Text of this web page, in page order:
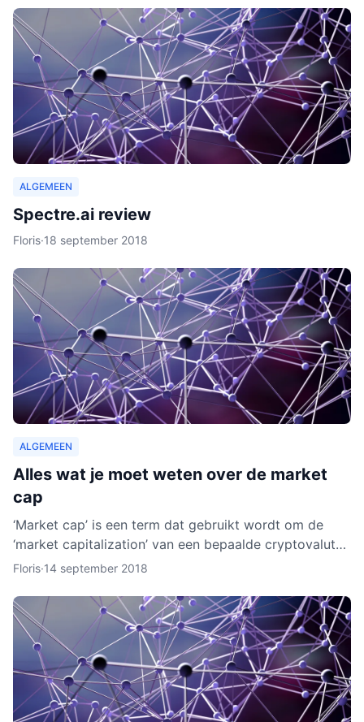
ALGEMEEN
Spectre.ai review
Floris·18 september 2018
ALGEMEEN
Alles wat je moet weten over de market
cap
‘Market cap’ is een term dat gebruikt wordt om de
‘market capitalization’ van een bepaalde cryptovaluta
uit te drukken. Aan de hand van berekeningen van de
Floris·14 september 2018